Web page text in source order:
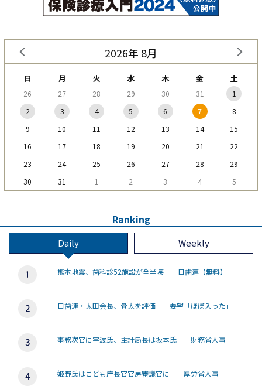
2026年 8月
日 月 火 水 木 金 土
26 27 28 29 30 31
1
2
3 4 5 6 7
8
9
10 11 12 13 14
15
16
17 18 19 20 21
22
23
24 25 26 27 28
29
30
31 1 2 3 4 5
Ranking
Daily Weekly
熊本地震、歯科診52施設が全半壊 日歯連【無料】
日歯連・太田会長、骨太を評価 要望「ほぼ入った」
事務次官に宇波氏、主計局長は坂本氏 財務省人事
姫野氏はこども庁長官官房審議官に 厚労省人事